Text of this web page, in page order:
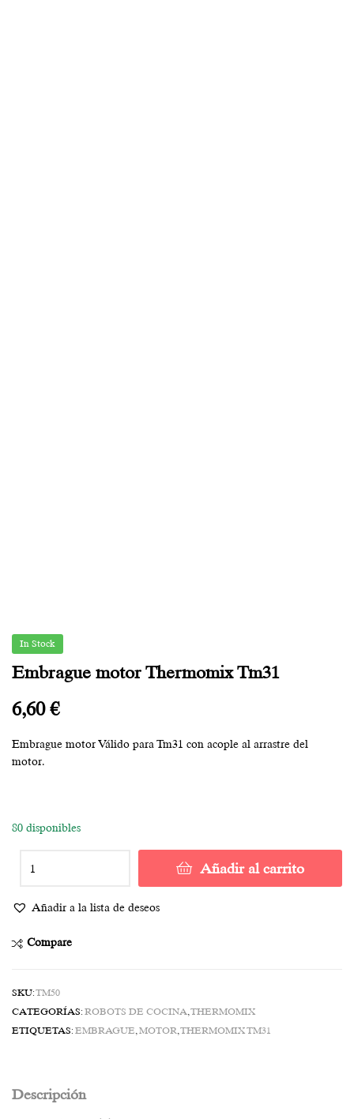
In Stock
Embrague motor Thermomix Tm31
6,60€
Embrague motor Válido para Tm31 con acople al arrastre del
motor.
80 disponibles
Añadir al carrito
Añadir a la lista de deseos
Compare
SKU:TM50
CATEGORÍAS: ROBOTS DE COCINA,THERMOMIX
ETIQUETAS: EMBRAGUE,MOTOR,THERMOMIX TM31
Descripción